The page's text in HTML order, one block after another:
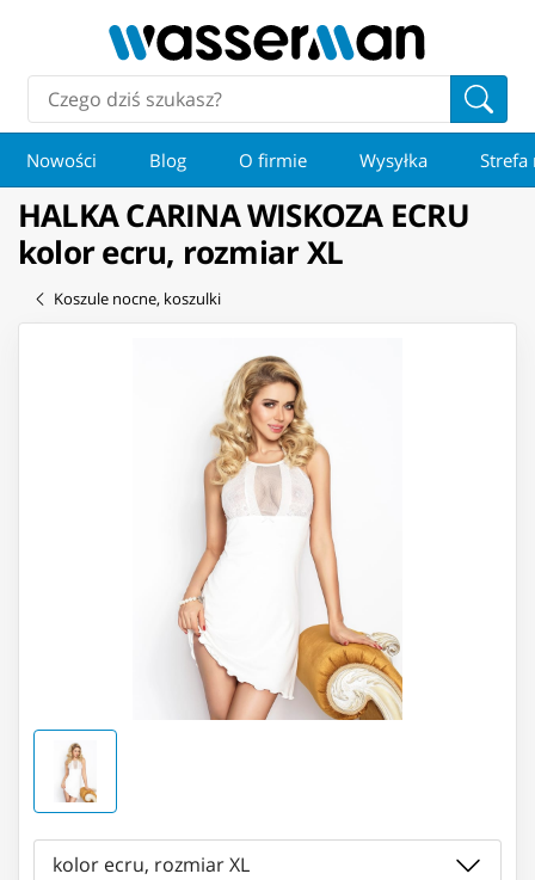
Nowości Blog O firmie Wysyłka Strefa
HALKA CARINA WISKOZA ECRU
kolor ecru, rozmiar XL
Koszule nocne, koszulki
kolor ecru, rozmiar XL